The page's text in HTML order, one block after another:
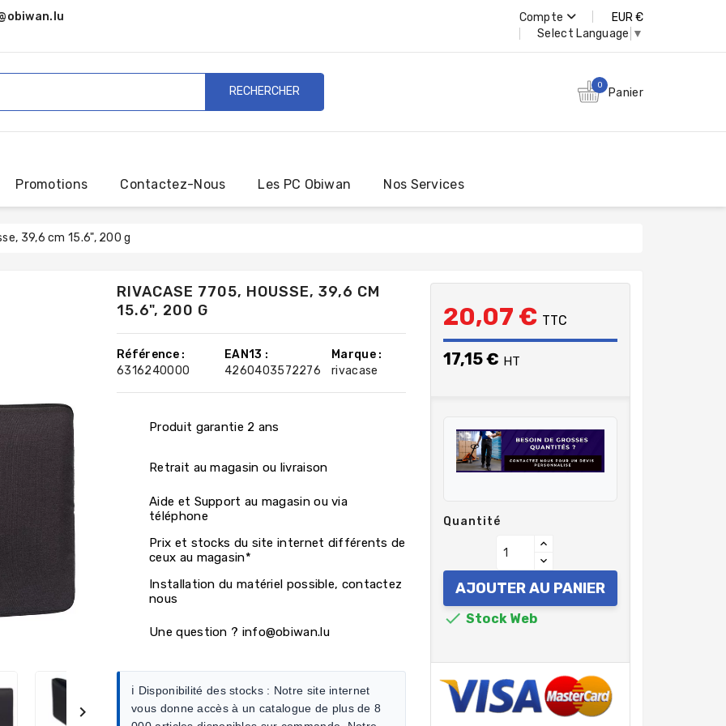
Compte
EUR €
Select Language ▼
RECHERCHER 0
Panier
Promotions Contactez-Nous Les PC Obiwan Nos Services
39,6 cm 15.6", 200 g

RIVACASE 7705, HOUSSE, 39,6 CM
15.6", 200 G
Référence :
6316240000
EAN13 :
4260403572276
Marque :
rivacase
Produit garantie 2 ans
Retrait au magasin ou livraison
Aide et Support au magasin ou via
téléphone
Prix et stocks du site internet différents de
ceux au magasin*
Installation du matériel possible, contactez
nous
Une question ? info@obiwan.lu
ℹ️ Disponibilité des stocks : Notre site internet
vous donne accès à un catalogue de plus de 8
20,07 € TTC
17,15 € HT
Quantité
AJOUTER AU PANIER
 Stock Web